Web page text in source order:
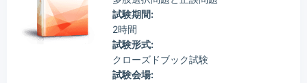
試験期間:
2時間
試験形式:
クローズドブック試験
試験会場: